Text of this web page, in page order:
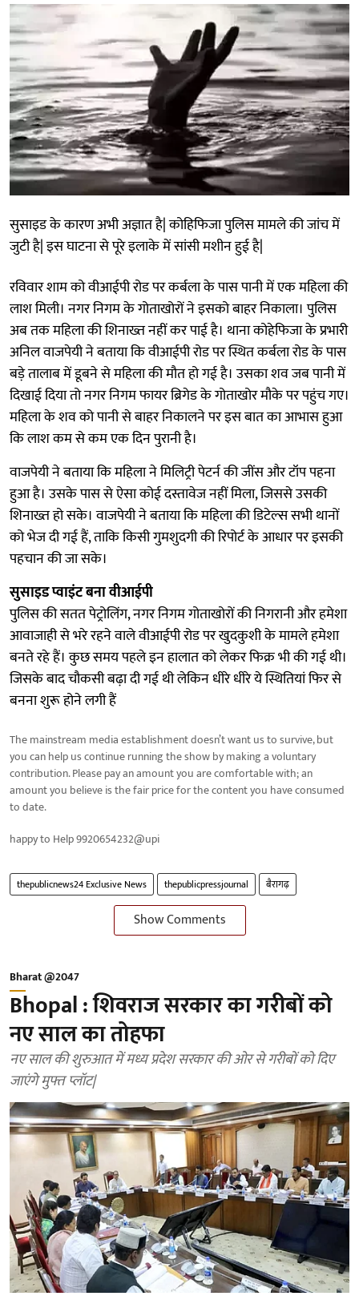
सुसाइड के कारण अभी अज्ञात है| कोहिफिजा पुलिस मामले की जांच में
जुटी है| इस घाटना से पूरे इलाके में सांसी मशीन हुई है|
रविवार शाम को वीआईपी रोड पर कर्बला के पास पानी में एक महिला की
लाश मिली। नगर निगम के गोताखोरों ने इसको बाहर निकाला। पुलिस
अब तक महिला की शिनाख्त नहीं कर पाई है। थाना कोहेफिजा के प्रभारी
अनिल वाजपेयी ने बताया कि वीआईपी रोड पर स्थित कर्बला रोड के पास
बड़े तालाब में डूबने से महिला की मौत हो गई है। उसका शव जब पानी में
दिखाई दिया तो नगर निगम फायर ब्रिगेड के गोताखोर मौके पर पहुंच गए।
महिला के शव को पानी से बाहर निकालने पर इस बात का आभास हुआ
कि लाश कम से कम एक दिन पुरानी है।
वाजपेयी ने बताया कि महिला ने मिलिट्री पेटर्न की जींस और टॉप पहना
हुआ है। उसके पास से ऐसा कोई दस्तावेज नहीं मिला, जिससे उसकी
शिनाख्त हो सके। वाजपेयी ने बताया कि महिला की डिटेल्स सभी थानों
को भेज दी गई हैं, ताकि किसी गुमशुदगी की रिपोर्ट के आधार पर इसकी
पहचान की जा सके।
सुसाइड प्वाइंट बना वीआईपी
पुलिस की सतत पेट्रोलिंग, नगर निगम गोताखोरों की निगरानी और हमेशा
आवाजाही से भरे रहने वाले वीआईपी रोड पर खुदकुशी के मामले हमेशा
बनते रहे हैं। कुछ समय पहले इन हालात को लेकर फिक्र भी की गई थी।
जिसके बाद चौकसी बढ़ा दी गई थी लेकिन धीरे धीरे ये स्थितियां फिर से
बनना शुरू होने लगी हैं
The mainstream media establishment doesn’t want us to survive, but
you can help us continue running the show by making a voluntary
contribution. Please pay an amount you are comfortable with; an
amount you believe is the fair price for the content you have consumed
to date.
happy to Help 9920654232@upi
thepublicnews24 Exclusive News thepublicpressjournal बैरागढ़
Show Comments
Bharat @2047
Bhopal : शिवराज सरकार का गरीबों को
नए साल का तोहफा
नए साल की शुरुआत में मध्य प्रदेश सरकार की ओर से गरीबों को दिए
जाएंगे मुफ्त प्लॉट|